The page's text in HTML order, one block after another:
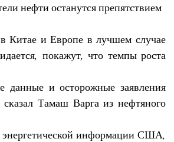
нефти останутся препятствием
Китае и Европе в лучшем случае
покажут, что темпы роста
данные и осторожные заявления
Тамаш Варга из нефтяного
энергетической информации США,